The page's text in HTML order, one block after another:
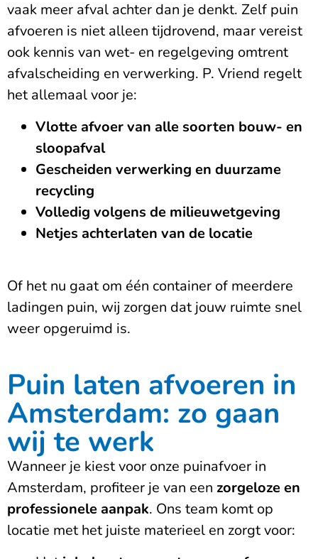
vaak meer afval achter dan je denkt. Zelf puin
afvoeren is niet alleen tijdrovend, maar vereist
ook kennis van wet- en regelgeving omtrent
afvalscheiding en verwerking. P. Vriend regelt
het allemaal voor je:
Vlotte afvoer van alle soorten bouw- en
sloopafval
Gescheiden verwerking en duurzame
recycling
Volledig volgens de milieuwetgeving
Netjes achterlaten van de locatie
Of het nu gaat om één container of meerdere
ladingen puin, wij zorgen dat jouw ruimte snel
weer opgeruimd is.
Puin laten afvoeren in
Amsterdam: zo gaan
wij te werk
Wanneer je kiest voor onze puinafvoer in
Amsterdam, profiteer je van een zorgeloze en
professionele aanpak. Ons team komt op
locatie met het juiste materieel en zorgt voor: